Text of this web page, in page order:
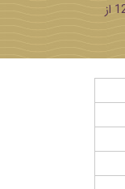
پایه تمامی محصولات طلای ۱۸ عیار با کد ملی استاندارد 1220 از